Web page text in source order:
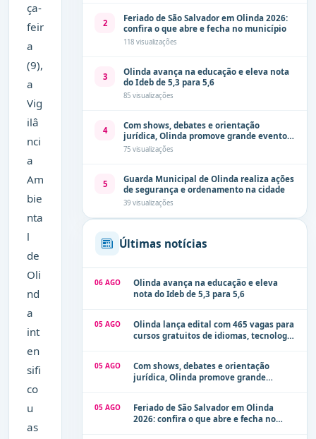
ça-
feir
a
(9),
a
Vig
ilâ
nci
a
Am
bie
nta
l
de
Oli
nd
a
int
en
sifi
co
u
as
2
Feriado de São Salvador em Olinda 2026:
confira o que abre e fecha no município
118 visualizações
3
Olinda avança na educação e eleva nota
do Ideb de 5,3 para 5,6
85 visualizações
4
Com shows, debates e orientação
jurídica, Olinda promove grande evento
de combate à violência contra a mulher
neste sábado (8)
75 visualizações
5
Guarda Municipal de Olinda realiza ações
de segurança e ordenamento na cidade
39 visualizações
Últimas notícias
06 AGO
Olinda avança na educação e eleva
nota do Ideb de 5,3 para 5,6
05 AGO
Olinda lança edital com 465 vagas para
cursos gratuitos de idiomas, tecnologia
05 AGO
Com shows, debates e orientação
jurídica, Olinda promove grande
05 AGO
Feriado de São Salvador em Olinda
2026: confira o que abre e fecha no